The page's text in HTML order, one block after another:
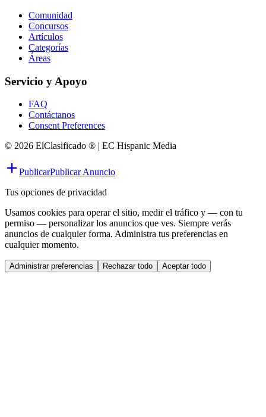
Comunidad
Concursos
Artículos
Categorías
Áreas
Servicio y Apoyo
FAQ
Contáctanos
Consent Preferences
© 2026 ElClasificado ® | EC Hispanic Media
PublicarPublicar Anuncio
Tus opciones de privacidad
Usamos cookies para operar el sitio, medir el tráfico y — con tu
permiso — personalizar los anuncios que ves. Siempre verás
anuncios de cualquier forma. Administra tus preferencias en
cualquier momento.
Administrar preferencias Rechazar todo Aceptar todo